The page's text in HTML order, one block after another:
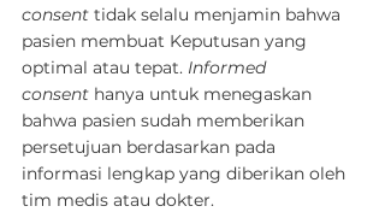
consent tidak selalu menjamin bahwa
pasien membuat Keputusan yang
optimal atau tepat. Informed
consent hanya untuk menegaskan
bahwa pasien sudah memberikan
persetujuan berdasarkan pada
informasi lengkap yang diberikan oleh
tim medis atau dokter.